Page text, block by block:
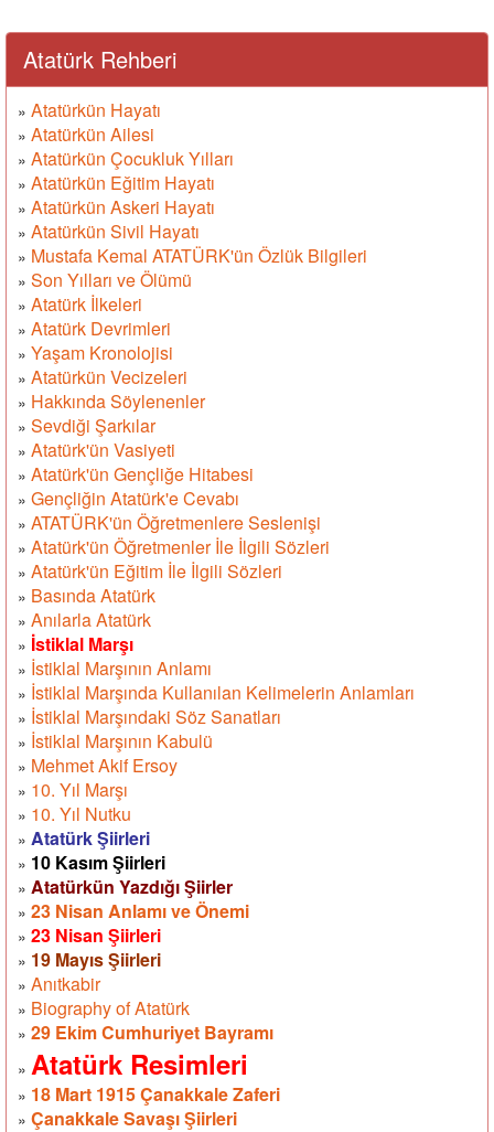
Atatürk Rehberi
» Atatürkün Hayatı
» Atatürkün Ailesi
» Atatürkün Çocukluk Yılları
» Atatürkün Eğitim Hayatı
» Atatürkün Askeri Hayatı
» Atatürkün Sivil Hayatı
» Mustafa Kemal ATATÜRK'ün Özlük Bilgileri
» Son Yılları ve Ölümü
» Atatürk İlkeleri
» Atatürk Devrimleri
» Yaşam Kronolojisi
» Atatürkün Vecizeleri
» Hakkında Söylenenler
» Sevdiği Şarkılar
» Atatürk'ün Vasiyeti
» Atatürk'ün Gençliğe Hitabesi
» Gençliğin Atatürk'e Cevabı
» ATATÜRK'ün Öğretmenlere Seslenişi
» Atatürk'ün Öğretmenler İle İlgili Sözleri
» Atatürk'ün Eğitim İle İlgili Sözleri
» Basında Atatürk
» Anılarla Atatürk
» İstiklal Marşı
» İstiklal Marşının Anlamı
» İstiklal Marşında Kullanılan Kelimelerin Anlamları
» İstiklal Marşındaki Söz Sanatları
» İstiklal Marşının Kabulü
» Mehmet Akif Ersoy
» 10. Yıl Marşı
» 10. Yıl Nutku
» Atatürk Şiirleri
» 10 Kasım Şiirleri
» Atatürkün Yazdığı Şiirler
» 23 Nisan Anlamı ve Önemi
» 23 Nisan Şiirleri
» 19 Mayıs Şiirleri
» Anıtkabir
» Biography of Atatürk
» 29 Ekim Cumhuriyet Bayramı
» Atatürk Resimleri
» 18 Mart 1915 Çanakkale Zaferi
» Çanakkale Savaşı Şiirleri